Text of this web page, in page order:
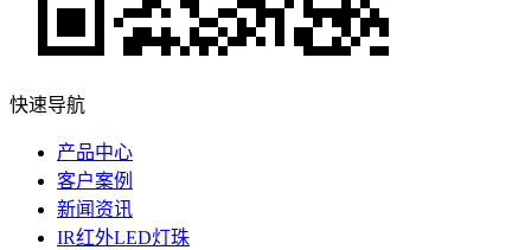
快速导航
产品中心
客户案例
新闻资讯
IR红外LED灯珠